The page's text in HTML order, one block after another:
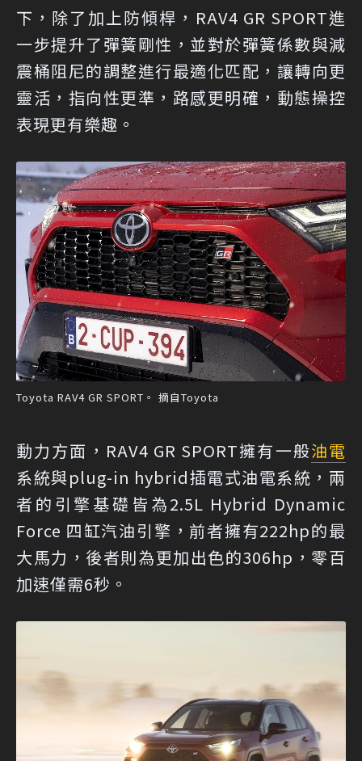
下，除了加上防傾桿，RAV4 GR SPORT進
一步提升了彈簧剛性，並對於彈簧係數與減
震桶阻尼的調整進行最適化匹配，讓轉向更
靈活，指向性更準，路感更明確，動態操控
表現更有樂趣。
Toyota RAV4 GR SPORT。 摘自Toyota
動力方面，RAV4 GR SPORT擁有一般油電
系統與plug-in hybrid插電式油電系統，兩
者的引擎基礎皆為2.5L Hybrid Dynamic
Force 四缸汽油引擎，前者擁有222hp的最
大馬力，後者則為更加出色的306hp，零百
加速僅需6秒。